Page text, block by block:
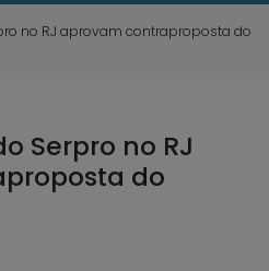
no RJ aprovam contraproposta do
Serpro no RJ
do